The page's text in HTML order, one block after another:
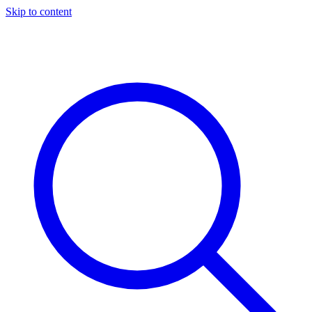
Skip to content